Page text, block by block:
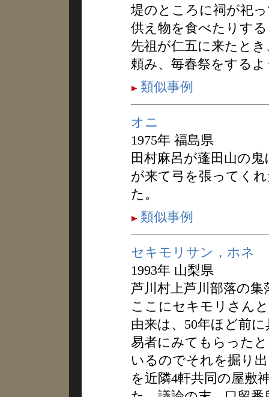
堤のところに祠が祀
供え物を食べたりす
先祖が仁五に来たと
頼み、毎春祭をする
類似事例
オニ
1975年 福島県
田村麻呂が蓬田山の
が来て弓を張ってく
た。
類似事例
セキモリサン，ホネ
1993年 山梨県
芦川村上芦川部落の
ここにセキモリさん
由来は、50年ほど前
易者にみてもらった
いるのでそれを掘り
を近隣4軒共同の屋敷